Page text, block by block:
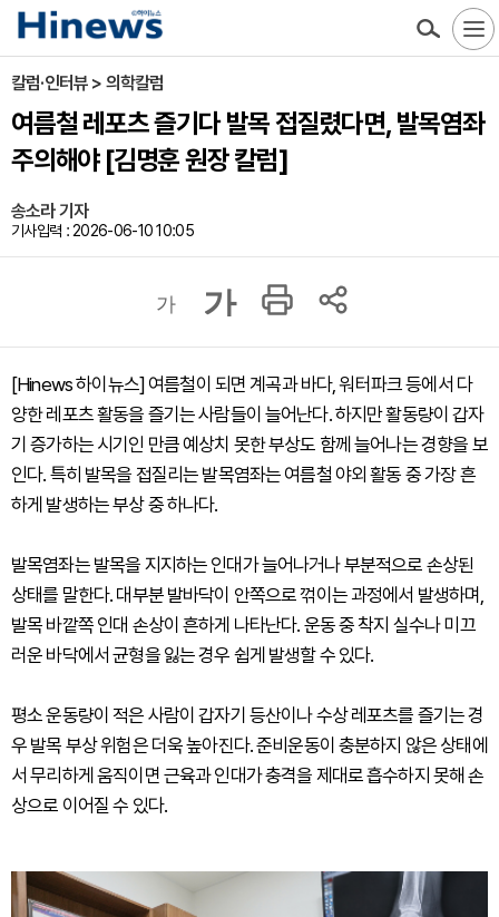
칼럼·인터뷰 > 의학칼럼
여름철 레포츠 즐기다 발목 접질렸다면, 발목염좌
주의해야 [김명훈 원장 칼럼]
송소라 기자
기사입력 : 2026-06-10 10:05
가 가
[Hinews 하이뉴스] 여름철이 되면 계곡과 바다, 워터파크 등에서 다
양한 레포츠 활동을 즐기는 사람들이 늘어난다. 하지만 활동량이 갑자
기 증가하는 시기인 만큼 예상치 못한 부상도 함께 늘어나는 경향을 보
인다. 특히 발목을 접질리는 발목염좌는 여름철 야외 활동 중 가장 흔
하게 발생하는 부상 중 하나다.
발목염좌는 발목을 지지하는 인대가 늘어나거나 부분적으로 손상된
상태를 말한다. 대부분 발바닥이 안쪽으로 꺾이는 과정에서 발생하며,
발목 바깥쪽 인대 손상이 흔하게 나타난다. 운동 중 착지 실수나 미끄
러운 바닥에서 균형을 잃는 경우 쉽게 발생할 수 있다.
평소 운동량이 적은 사람이 갑자기 등산이나 수상 레포츠를 즐기는 경
우 발목 부상 위험은 더욱 높아진다. 준비운동이 충분하지 않은 상태에
서 무리하게 움직이면 근육과 인대가 충격을 제대로 흡수하지 못해 손
상으로 이어질 수 있다.